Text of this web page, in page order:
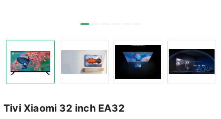
Tivi Xiaomi 32 inch EA32